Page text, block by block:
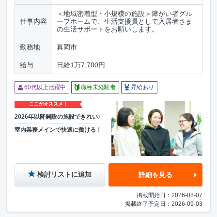
仕事内容
＜地域密着型・小規模の施設＞障がい者グル
ープホームで、生活支援員として入居者さま
の生活サポートをお願いします。
勤務地 真岡市
給与 日給1万7,700円
60代以上活躍中 職種未経験者 昇給あり
ここがオススメ！
2026年以降開設の施設できれい♪
室内業務メインで快適に働ける！
検討リストに追加 詳細を見る
掲載開始日：2026-08-07
掲載終了予定日：2026-09-03